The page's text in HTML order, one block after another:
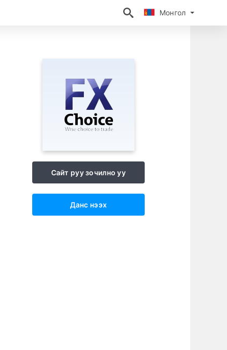
Монгол
Монгол
Сайт руу зочилно уу
Данс нээх